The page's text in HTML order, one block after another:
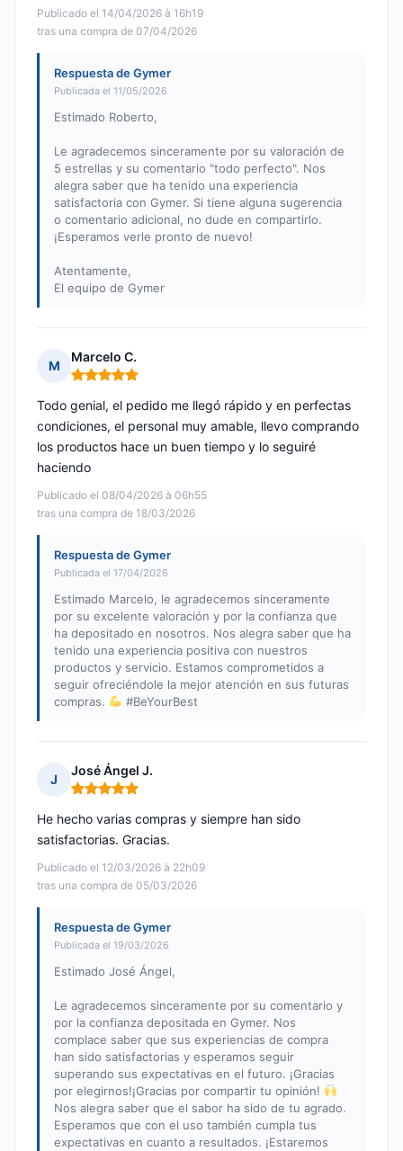
Publicado el 14/04/2026 à 16h19
tras una compra de 07/04/2026
Respuesta de Gymer
Publicada el 11/05/2026
Estimado Roberto,
Le agradecemos sinceramente por su valoración de
5 estrellas y su comentario "todo perfecto". Nos
alegra saber que ha tenido una experiencia
satisfactoria con Gymer. Si tiene alguna sugerencia
o comentario adicional, no dude en compartirlo.
¡Esperamos verle pronto de nuevo!
Atentamente,
El equipo de Gymer
M
Marcelo C.
Nota: 5 de 5
Publicado el 08/04/2026 à 06h55
tras una compra de 18/03/2026
Todo genial, el pedido me llegó rápido y en perfectas
condiciones, el personal muy amable, llevo comprando
los productos hace un buen tiempo y lo seguiré
haciendo
Respuesta de Gymer
Publicada el 17/04/2026
Estimado Marcelo, le agradecemos sinceramente
por su excelente valoración y por la confianza que
ha depositado en nosotros. Nos alegra saber que ha
tenido una experiencia positiva con nuestros
productos y servicio. Estamos comprometidos a
seguir ofreciéndole la mejor atención en sus futuras
compras.
#BeYourBest
J
José Ángel J.
Nota: 5 de 5
Publicado el 12/03/2026 à 22h09
tras una compra de 05/03/2026
He hecho varias compras y siempre han sido
satisfactorias. Gracias.
Respuesta de Gymer
Publicada el 19/03/2026
Estimado José Ángel,
Le agradecemos sinceramente por su comentario y
por la confianza depositada en Gymer. Nos
complace saber que sus experiencias de compra
han sido satisfactorias y esperamos seguir
superando sus expectativas en el futuro. ¡Gracias
por elegirnos!¡Gracias por compartir tu opinión!
Nos alegra saber que el sabor ha sido de tu agrado.
Esperamos que con el uso también cumpla tus
expectativas en cuanto a resultados. ¡Estaremos